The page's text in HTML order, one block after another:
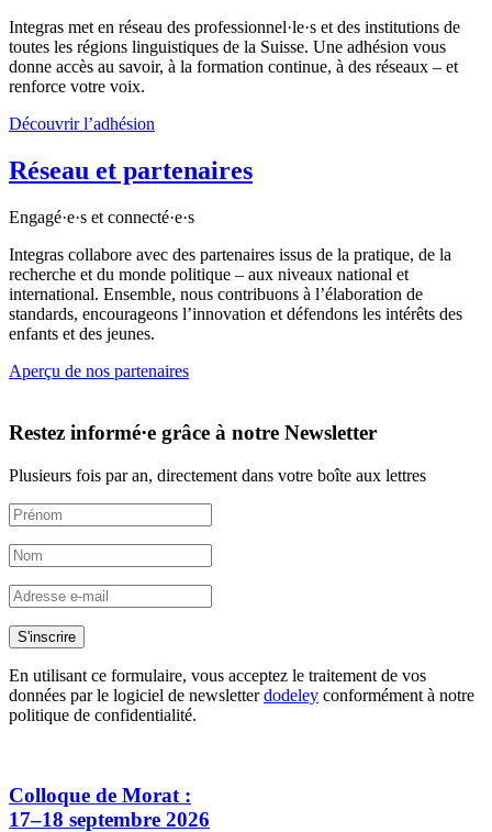
Integras met en réseau des professionnel·le·s et des institutions de
toutes les régions linguistiques de la Suisse. Une adhésion vous
donne accès au savoir, à la formation continue, à des réseaux – et
renforce votre voix.
Découvrir l’adhésion
Réseau et partenaires
Engagé·e·s et connecté·e·s
Integras collabore avec des partenaires issus de la pratique, de la
recherche et du monde politique – aux niveaux national et
international. Ensemble, nous contribuons à l’élaboration de
standards, encourageons l’innovation et défendons les intérêts des
enfants et des jeunes.
Aperçu de nos partenaires
Restez informé·e grâce à notre Newsletter
Plusieurs fois par an, directement dans votre boîte aux lettres
S'inscrire
En utilisant ce formulaire, vous acceptez le traitement de vos
données par le logiciel de newsletterdodeley conformément à notre
politique de confidentialité.
Colloque de Morat :
17–18 septembre 2026